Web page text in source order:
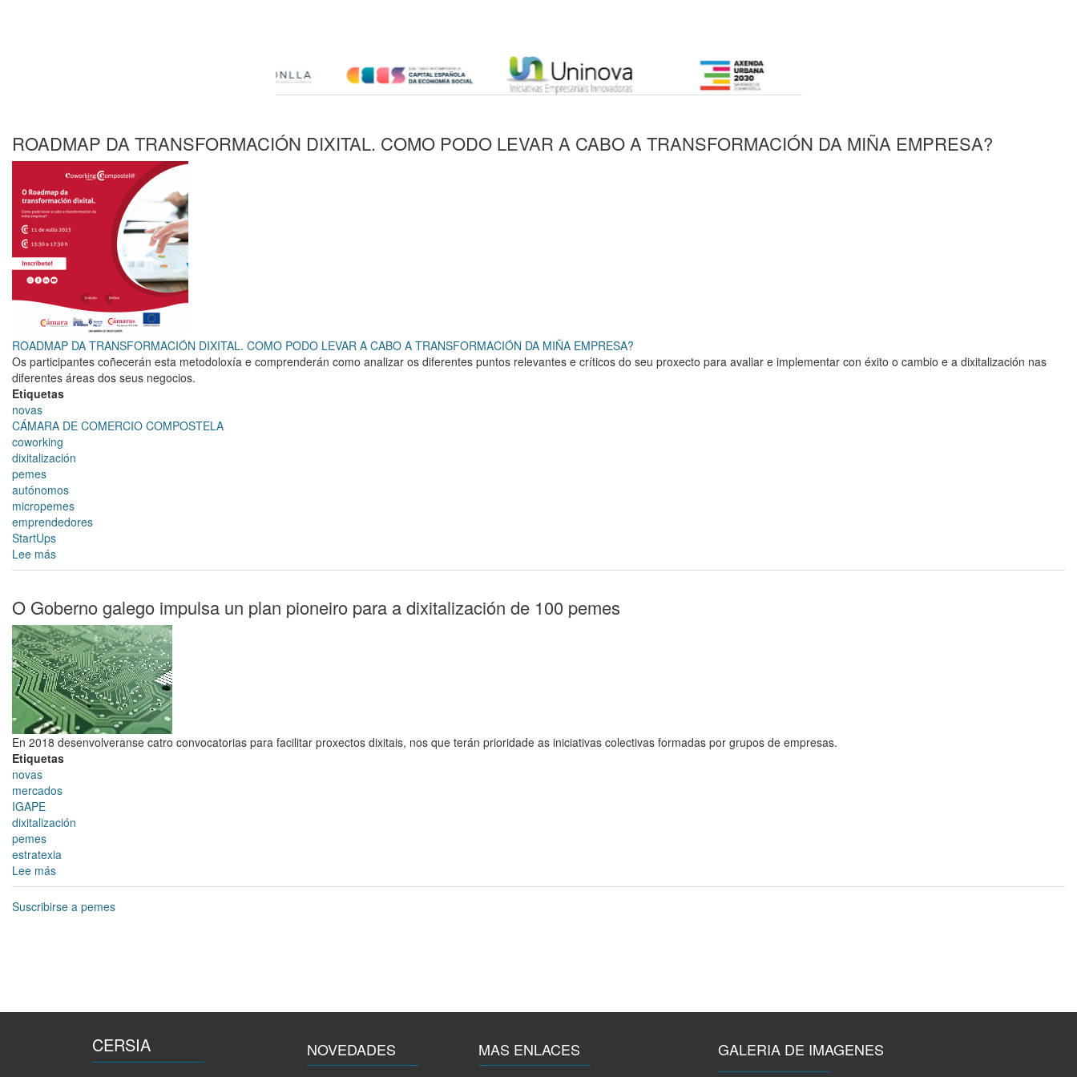
ROADMAP DA TRANSFORMACIÓN DIXITAL. COMO PODO LEVAR A CABO A TRANSFORMACIÓN DA MIÑA EMPRESA?
ROADMAP DA TRANSFORMACIÓN DIXITAL. COMO PODO LEVAR A CABO A TRANSFORMACIÓN DA MIÑA EMPRESA?
Os participantes coñecerán esta metodoloxía e comprenderán como analizar os diferentes puntos relevantes e críticos do seu proxecto para avaliar e implementar con éxito o cambio e a dixitalización nas
diferentes áreas dos seus negocios.
Etiquetas
novas
CÁMARA DE COMERCIO COMPOSTELA
coworking
dixitalización
pemes
autónomos
micropemes
emprendedores
StartUps
Lee más
ROADMAP
TRANSFORMACIÓN
DIXITAL.
COMO
PODO
LEVAR
A
CABO
A
TRANSFORMACIÓN
DA
MIÑA
O Goberno galego impulsa un plan pioneiro para a dixitalización de 100 pemes
En 2018 desenvolveranse catro convocatorias para facilitar proxectos dixitais, nos que terán prioridade as iniciativas colectivas formadas por grupos de empresas.
Etiquetas
novas
mercados
IGAPE
dixitalización
pemes
estratexia
Lee más
O
Goberno
galego
a
Suscribirse a pemes
CERSIA NOVEDADES MAS ENLACES GALERIA DE IMAGENES